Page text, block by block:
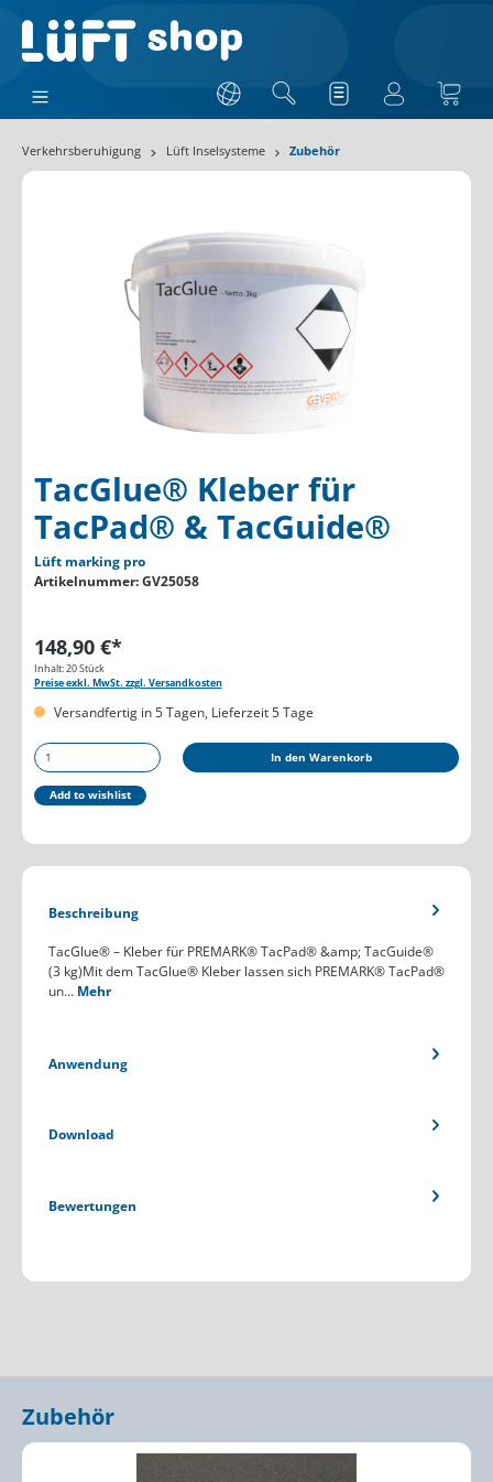
Verkehrsberuhigung Lüft Inselsysteme Zubehör
TacGlue® Kleber für
TacPad® & TacGuide®
Lüft marking pro
Artikelnummer:GV25058
148,90 €*
Inhalt:20 Stück
Preise exkl. MwSt. zzgl. Versandkosten
Versandfertig in 5 Tagen, Lieferzeit 5 Tage
Produkt Anzahl: Gib den gewünschten Wert ein
In den Warenkorb
Add to wishlist
Beschreibung
TacGlue® – Kleber für PREMARK® TacPad® &amp; TacGuide®
(3 kg)Mit dem TacGlue® Kleber lassen sich PREMARK® TacPad®
un… Mehr
Anwendung
Download
Bewertungen
Zubehör
Produktgalerie überspringen